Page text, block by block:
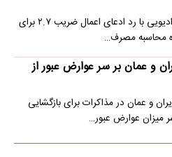
سازمان تنظیم مقررات و ارتباطات رادیویی با رد ادعای اعمال ضریب ۲.۷ برای
محاسبه مصرف…
و عمان بر سر عوارض عبور از
و عمان در مذاکرات برای بازگشایی
میزان عوارض عبور…